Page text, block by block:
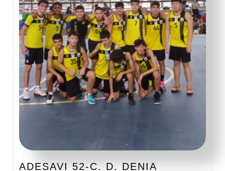
ADESAVI 52-C. D. DENIA